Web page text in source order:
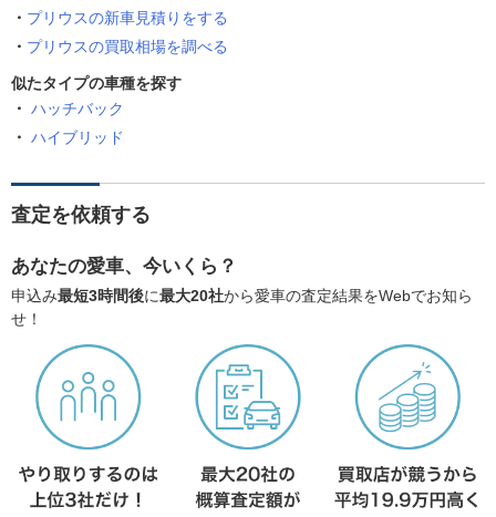
プリウスの新車見積りをする
プリウスの買取相場を調べる
似たタイプの車種を探す
ハッチバック
ハイブリッド
査定を依頼する
あなたの愛車、今いくら？
申込み最短3時間後に最大20社から愛車の査定結果をWebでお知ら
せ！